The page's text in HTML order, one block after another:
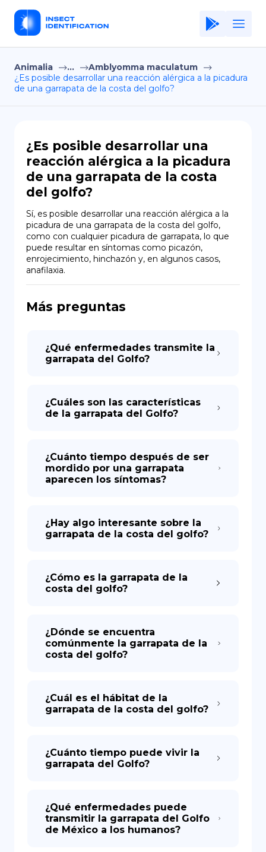
Home
Application
Privacy Policy
ES
EN
FR
Animalia ...
Amblyomma maculatum
¿Es posible desarrollar una reacción alérgica a la picadura
de una garrapata de la costa del golfo?
¿Es posible desarrollar una
reacción alérgica a la picadura
de una garrapata de la costa
del golfo?
Sí, es posible desarrollar una reacción alérgica a la
picadura de una garrapata de la costa del golfo,
como con cualquier picadura de garrapata, lo que
puede resultar en síntomas como picazón,
enrojecimiento, hinchazón y, en algunos casos,
anafilaxia.
Más preguntas
¿Qué enfermedades transmite la
garrapata del Golfo?
¿Cuáles son las características
de la garrapata del Golfo?
¿Cuánto tiempo después de ser
mordido por una garrapata
aparecen los síntomas?
¿Hay algo interesante sobre la
garrapata de la costa del golfo?
¿Cómo es la garrapata de la
costa del golfo?
¿Dónde se encuentra
comúnmente la garrapata de la
costa del golfo?
¿Cuál es el hábitat de la
garrapata de la costa del golfo?
¿Cuánto tiempo puede vivir la
garrapata del Golfo?
¿Qué enfermedades puede
transmitir la garrapata del Golfo
de México a los humanos?